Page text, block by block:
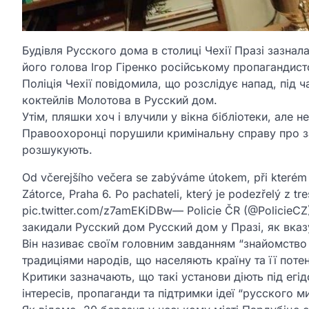
Будівля Русского дома в столиці Чехії Празі
його голова Ігор Гіренко російському
Поліція Чехії повідомила, що розслідує напад, під
коктейлів Молотова в Русский дом.
Утім, пляшки хоч і влучили у вікна бібліотеки, але
Правоохоронці порушили кримінальну справу про
розшукують.
Od včerejšího večera se zabýváme útokem, při
Zátorce, Praha 6. Po pachateli, který je podezřelý z
pic.twitter.com/z7amEKiDBw— Policie ČR
закидали Русский дом Русский дом у Празі, як
Він називає своїм головним завданням
традиціями народів, що населяють країну та її
Критики зазначають, що такі установи діють під
інтересів, пропаганди та підтримки ідеї “русского